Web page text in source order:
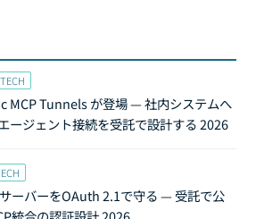
TECH
MCP Tunnels が登場 — 社内システムへ
ージェント接続を受託で設計する 2026
ーバーをOAuth 2.1で守る — 受託で公